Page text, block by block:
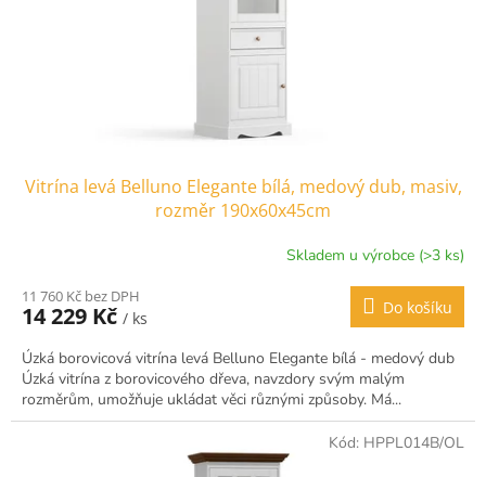
Vitrína levá Belluno Elegante bílá, medový dub, masiv,
rozměr 190x60x45cm
Skladem u výrobce (>3 ks)
11 760 Kč bez DPH
14 229 Kč / ks
Do košíku
Úzká borovicová vitrína levá Belluno Elegante bílá - medový dub
Úzká vitrína z borovicového dřeva, navzdory svým malým
rozměrům, umožňuje ukládat věci různými způsoby. Má...
Kód: HPPL014B/OL